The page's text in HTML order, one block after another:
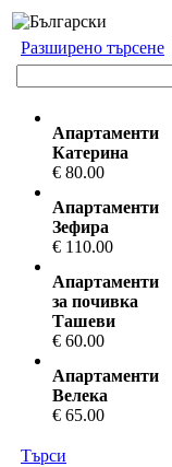
Разширено търсене
Апартаменти
Катерина
€ 80.00
Апартаменти
Зефира
€ 110.00
Апартаменти
за почивка
Ташеви
€ 60.00
Апартаменти
Велека
€ 65.00
Търси